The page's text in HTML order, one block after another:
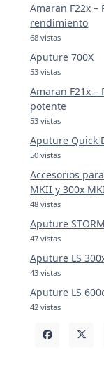
Amaran F22x –
rendimiento
68 vistas
Aputure 700X
53 vistas
Amaran F21x
potente
53 vistas
Aputure Quick
50 vistas
Accesorios
MKII y 300x
48 vistas
Aputure
47 vistas
Aputure LS
43 vistas
Aputure LS
42 vistas